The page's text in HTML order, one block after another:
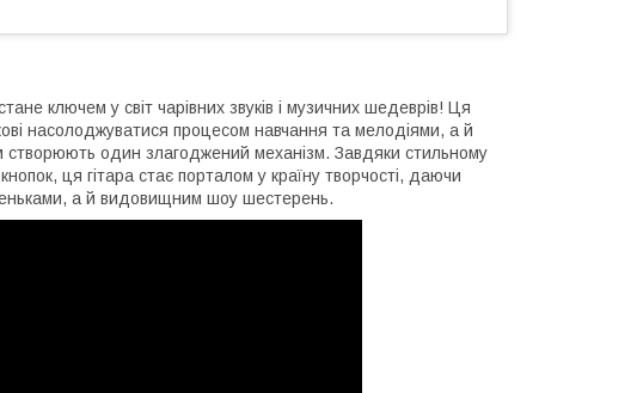
ключем у світ чарівних звуків і музичних шедеврів! Ця
насолоджуватися процесом навчання та мелодіями, а й
один злагоджений механізм. Завдяки стильному
ця гітара стає порталом у країну творчості, даючи
а й видовищним шоу шестерень.